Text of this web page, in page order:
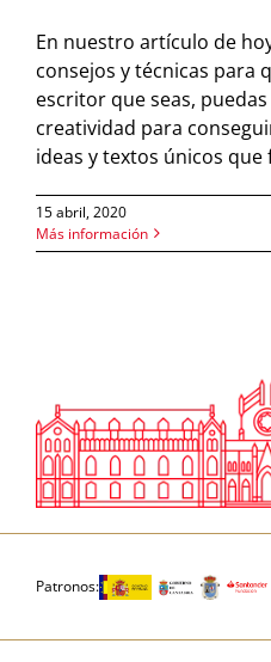
En nuestro artículo de
consejos y técnicas para
escritor que seas,
creatividad para
ideas y textos únicos
15 abril, 2020
Más información
Patronos: